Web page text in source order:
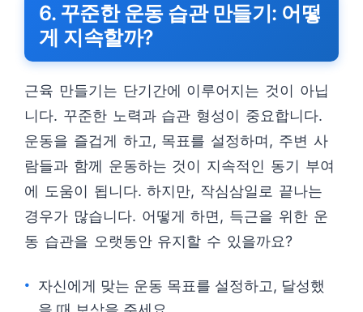
6. 꾸준한 운동 습관 만들기: 어떻
게 지속할까?
근육 만들기는 단기간에 이루어지는 것이 아닙
니다. 꾸준한 노력과 습관 형성이 중요합니다.
운동을 즐겁게 하고, 목표를 설정하며, 주변 사
람들과 함께 운동하는 것이 지속적인 동기 부여
에 도움이 됩니다. 하지만, 작심삼일로 끝나는
경우가 많습니다. 어떻게 하면, 득근을 위한 운
동 습관을 오랫동안 유지할 수 있을까요?
자신에게 맞는 운동 목표를 설정하고, 달성했